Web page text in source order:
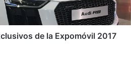
de la Expomóvil 2017